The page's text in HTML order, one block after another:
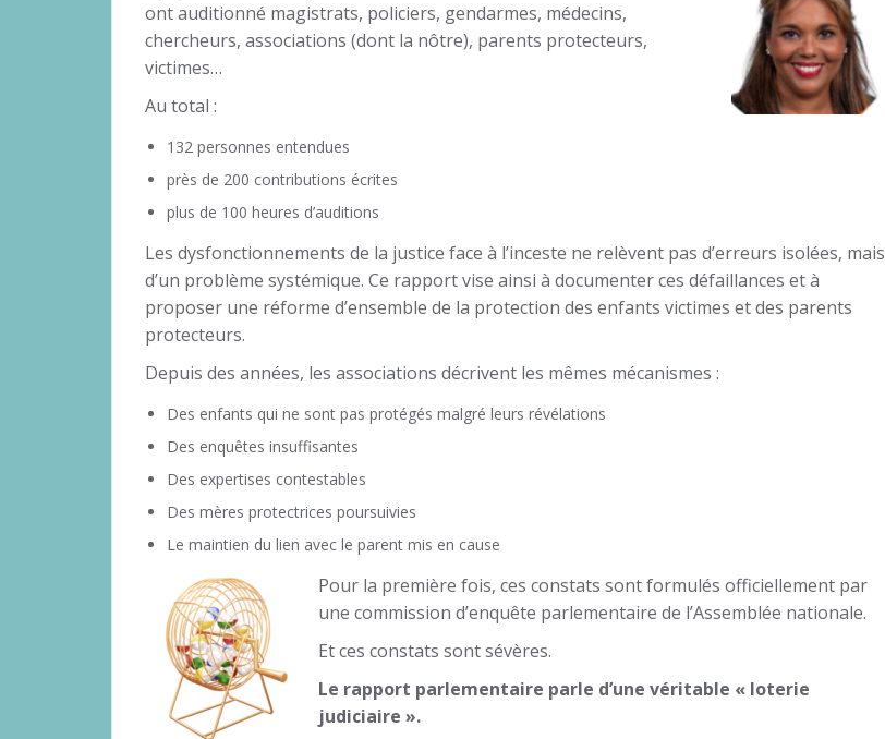
ont auditionné magistrats, policiers, gendarmes, médecins,
chercheurs, associations (dont la nôtre), parents protecteurs,
victimes…
Au total :
132 personnes entendues
près de 200 contributions écrites
plus de 100 heures d’auditions
Les dysfonctionnements de la justice face à l’inceste ne relèvent pas d’erreurs isolées, mais
d’un problème systémique. Ce rapport vise ainsi à documenter ces défaillances et à
proposer une réforme d’ensemble de la protection des enfants victimes et des parents
protecteurs.
Depuis des années, les associations décrivent les mêmes mécanismes :
Des enfants qui ne sont pas protégés malgré leurs révélations
Des enquêtes insuffisantes
Des expertises contestables
Des mères protectrices poursuivies
Le maintien du lien avec le parent mis en cause
Pour la première fois, ces constats sont formulés officiellement par
une commission d’enquête parlementaire de l’Assemblée nationale.
Et ces constats sont sévères.
Le rapport parlementaire parle d’une véritable « loterie
judiciaire ».